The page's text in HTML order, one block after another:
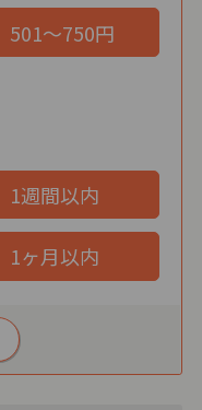
501～750円
1週間以内
1ヶ月以内